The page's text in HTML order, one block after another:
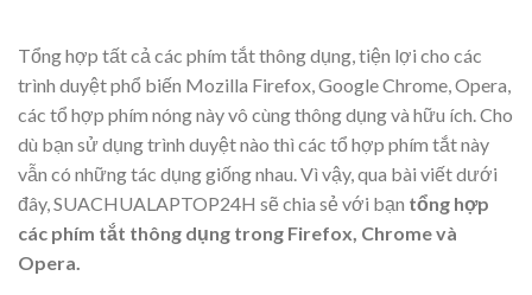
Tổng hợp tất cả các phím tắt thông dụng, tiện lợi cho các
trình duyệt phổ biến Mozilla Firefox, Google Chrome, Opera,
các tổ hợp phím nóng này vô cùng thông dụng và hữu ích. Cho
dù bạn sử dụng trình duyệt nào thì các tổ hợp phím tắt này
vẫn có những tác dụng giống nhau. Vì vậy, qua bài viết dưới
đây,SUACHUALAPTOP24H sẽ chia sẻ với bạn tổng hợp
các phím tắt thông dụng trong Firefox, Chrome và
Opera.